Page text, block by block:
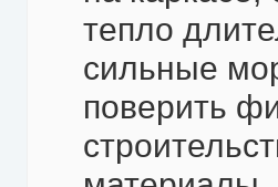
тепло
сильные
поверить